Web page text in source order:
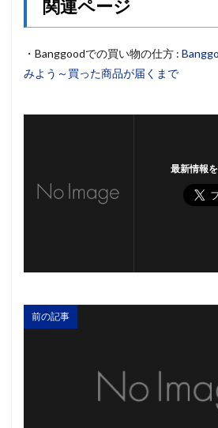
関連ページ
・Banggoodでの買い物の仕方 :
みよう～買った商品が届くまで
最新情報
前の記事